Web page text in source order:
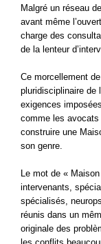
Malgré un réseau
avant même
charge des
de la lenteur
Ce morcellement
pluridisciplinaire de
exigences
comme les avocats
construire une
son genre.
Le mot de «
intervenants,
spécialisés,
réunis dans un
originale des